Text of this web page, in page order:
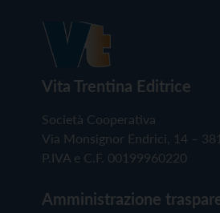
Vita Trentina Editrice
Società Cooperativa
Via Monsignor Endrici, 14 –
P.IVA e C.F. 00199960220
Amministrazione